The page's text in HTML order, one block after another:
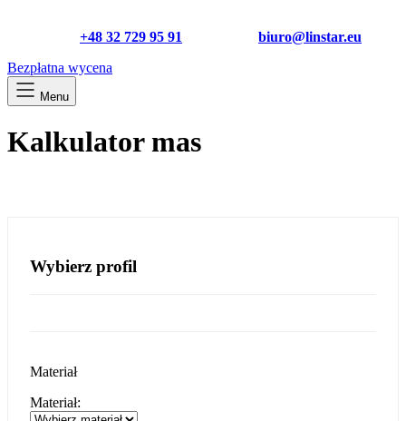
+48 32 729 95 91
biuro@linstar.eu
Bezpłatna wycena
Menu
Kalkulator mas
Wybierz profil
Materiał
Materiał: